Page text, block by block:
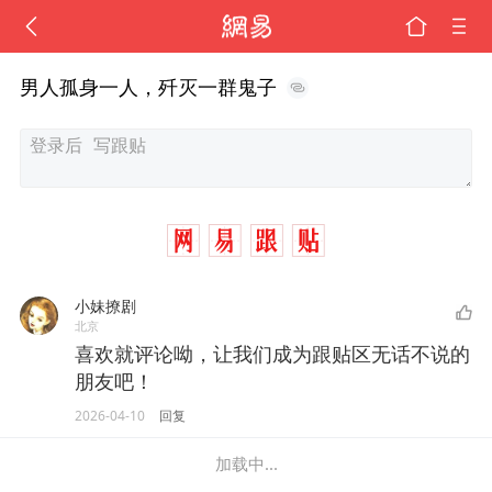
男人孤身一人，歼灭一群鬼子
小妹撩剧
北京
喜欢就评论呦，让我们成为跟贴区无话不说的
朋友吧！
2026-04-10 回复
加载中...